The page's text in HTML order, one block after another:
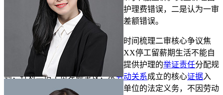
一审判决 支付停工留薪期护理费错误，二是认为一审
判决支付未签订劳动合同二倍工资差额错误。
邓泳怡律师接受委托后，第一时间梳理二审核心争议焦
点，针对护理费争议，重点论证曾XX停工留薪期生活不能自
理的事实依据及用人单位未举证已提供护理的举证责任分配规
则；针对二倍工资差额争议，从劳动关系成立的核心证据入
手，明确签订书面劳动合同是用人单位的法定义务，不因劳动